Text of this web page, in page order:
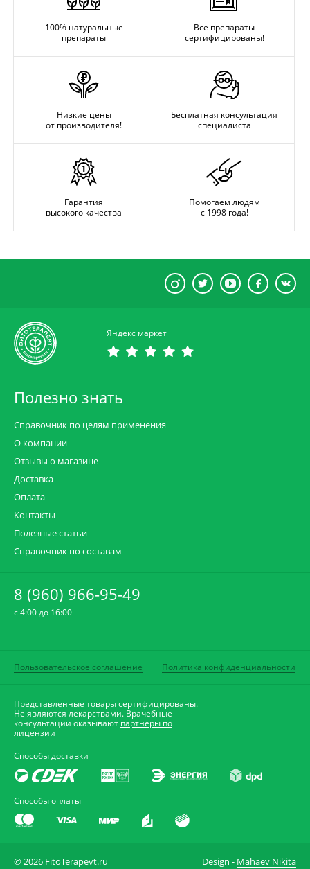
100% натуральные
препараты
Все препараты
сертифицированы!
Низкие цены
от производителя!
Бесплатная консультация
специалиста
Гарантия
высокого качества
Помогаем людям
с 1998 года!
Яндекс маркет
Полезно знать
Справочник по целям применения
О компании
Отзывы о магазине
Доставка
Оплата
Контакты
Полезные статьи
Справочник по составам
8 (960) 966-95-49
c 4:00 до 16:00
Пользовательское соглашение Политика конфиденциальности
Представленные товары сертифицированы.
Не являются лекарствами. Врачебные
консультации оказывают партнёры по
лицензии
Способы доставки
Способы оплаты
© 2026 FitoTerapevt.ru Design - Mahaev Nikita